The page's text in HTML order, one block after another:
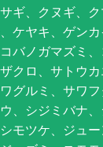
ギ、クヌギ、
ケヤキ、ゲンカ
バノガマズミ
クロ、サトウ
グルミ、サワ
、シジミバナ
モツケ、ジュ